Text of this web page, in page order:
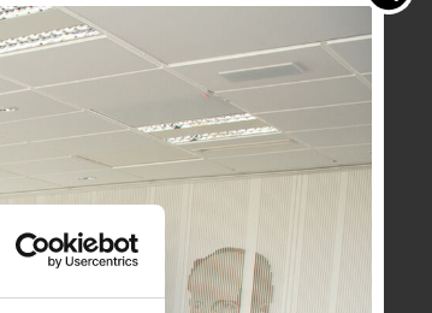
zurückblicken. Am 12.05.2025 ehrte
bedankte sich für den großartigen
bot sich den Jubilaren die
Medizintechnik und